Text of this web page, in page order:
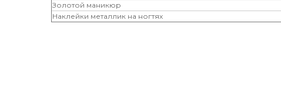
Золотой маникюр
Наклейки металлик на ногтях